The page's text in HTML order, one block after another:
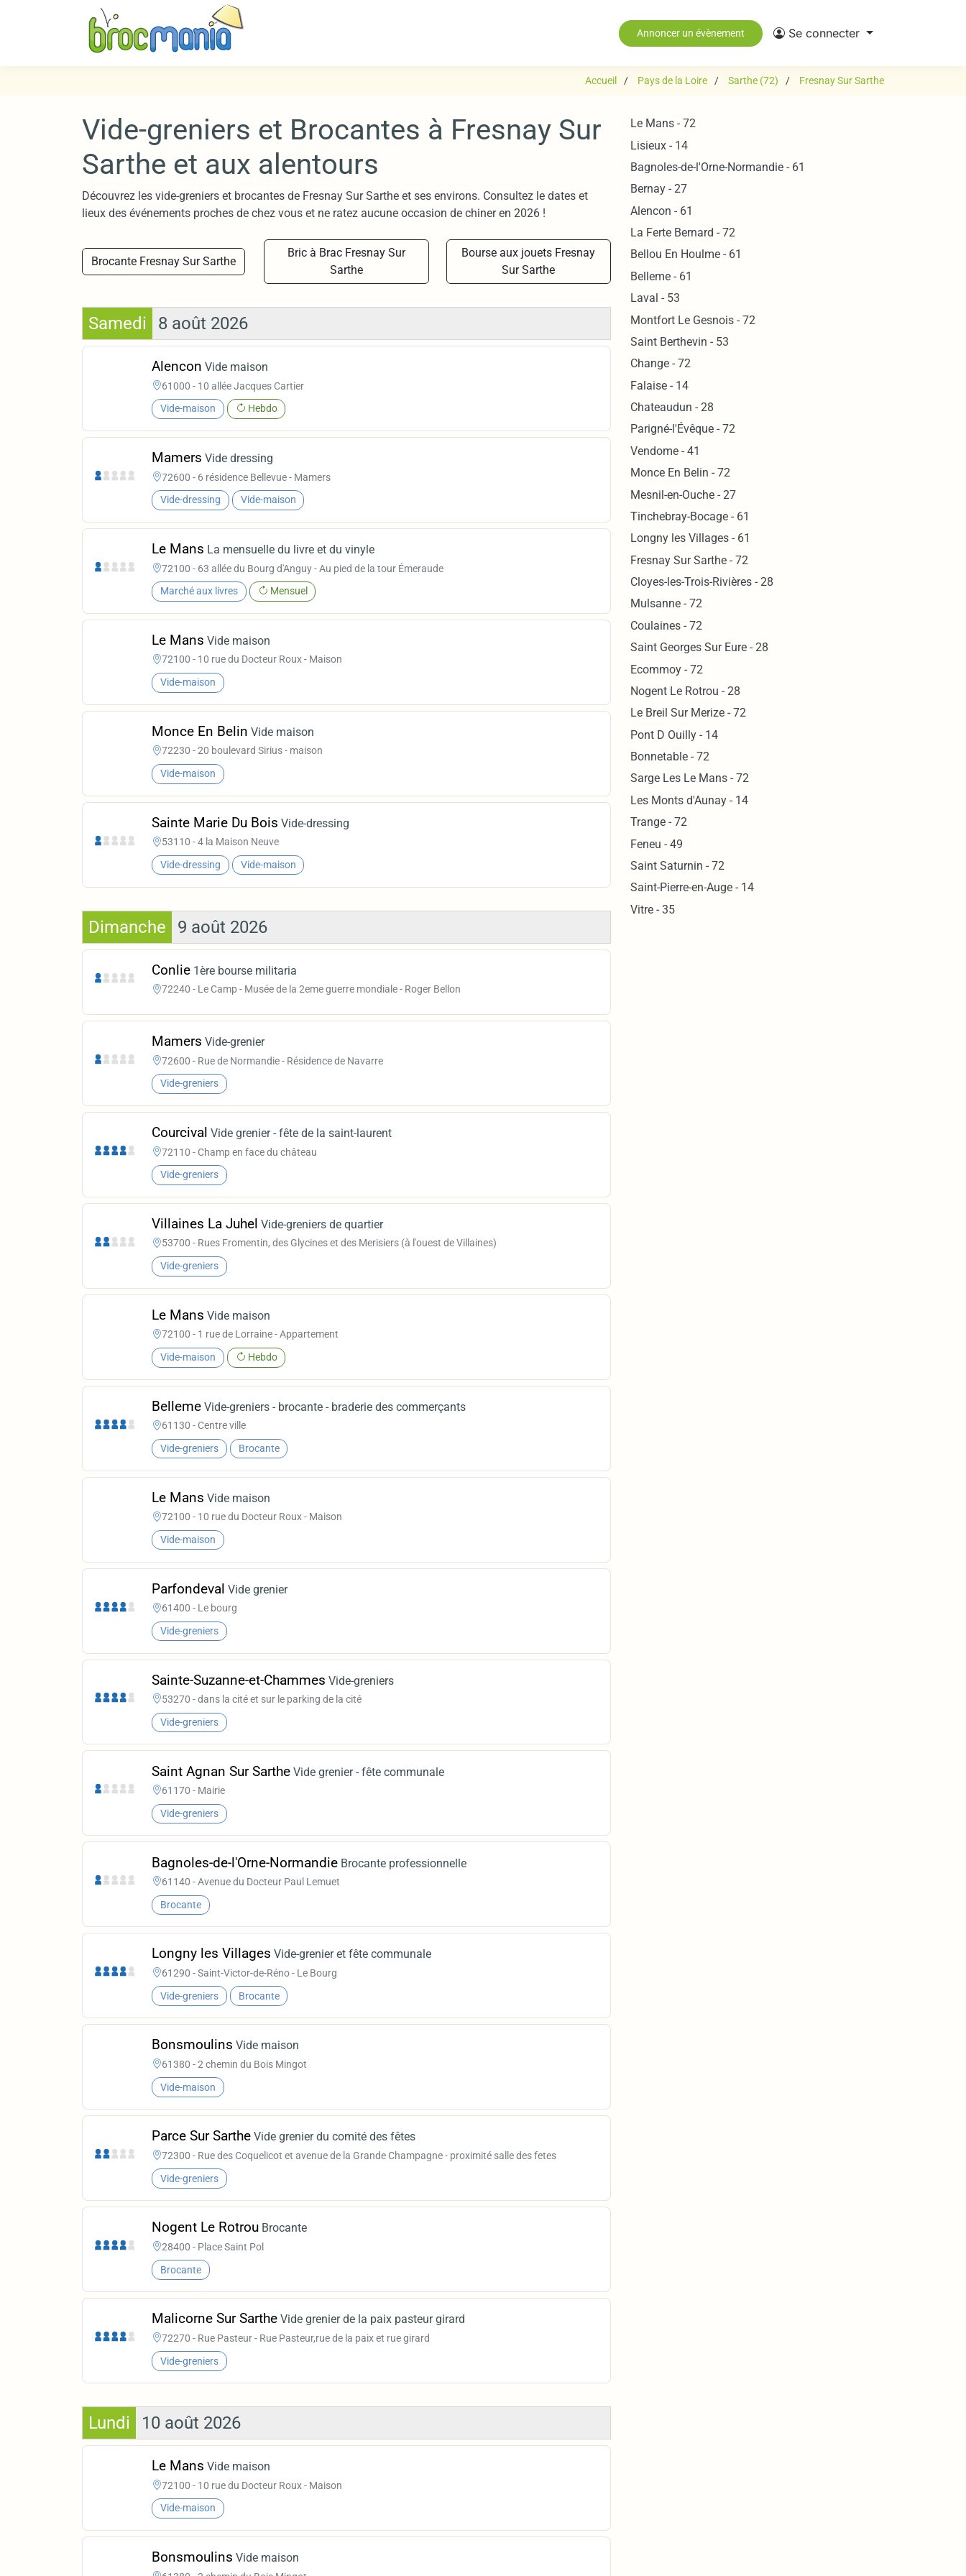
Annoncer un évènement Se connecter
Accueil Pays de la Loire Sarthe (72) Fresnay Sur Sarthe
Vide-greniers et Brocantes à Fresnay Sur
Sarthe et aux alentours
Découvrez les vide-greniers et brocantes de Fresnay Sur Sarthe et ses environs. Consultez le dates et
lieux des événements proches de chez vous et ne ratez aucune occasion de chiner en 2026 !
Brocante Fresnay Sur Sarthe
Bric à Brac Fresnay Sur
Sarthe
Bourse aux jouets Fresnay
Sur Sarthe
Samedi 8 août 2026
Alencon Vide maison
61000 - 10 allée Jacques Cartier
Vide-maison Hebdo
Mamers Vide dressing
72600 - 6 résidence Bellevue - Mamers
Vide-dressing Vide-maison
Le Mans La mensuelle du livre et du vinyle
72100 - 63 allée du Bourg d'Anguy - Au pied de la tour Émeraude
Marché aux livres Mensuel
Le Mans Vide maison
72100 - 10 rue du Docteur Roux - Maison
Vide-maison
Monce En Belin Vide maison
72230 - 20 boulevard Sirius - maison
Vide-maison
Sainte Marie Du Bois Vide-dressing
53110 - 4 la Maison Neuve
Vide-dressing Vide-maison
Dimanche 9 août 2026
Conlie 1ère bourse militaria
72240 - Le Camp - Musée de la 2eme guerre mondiale - Roger Bellon
Mamers Vide-grenier
72600 - Rue de Normandie - Résidence de Navarre
Vide-greniers
Courcival Vide grenier - fête de la saint-laurent
72110 - Champ en face du château
Vide-greniers
Villaines La Juhel Vide-greniers de quartier
53700 - Rues Fromentin, des Glycines et des Merisiers (à l'ouest de Villaines)
Vide-greniers
Le Mans Vide maison
72100 - 1 rue de Lorraine - Appartement
Vide-maison Hebdo
Belleme Vide-greniers - brocante - braderie des commerçants
61130 - Centre ville
Vide-greniers Brocante
Le Mans Vide maison
72100 - 10 rue du Docteur Roux - Maison
Vide-maison
Parfondeval Vide grenier
61400 - Le bourg
Vide-greniers
Sainte-Suzanne-et-Chammes Vide-greniers
53270 - dans la cité et sur le parking de la cité
Vide-greniers
Saint Agnan Sur Sarthe Vide grenier - fête communale
61170 - Mairie
Vide-greniers
Bagnoles-de-l'Orne-Normandie Brocante professionnelle
61140 - Avenue du Docteur Paul Lemuet
Brocante
Longny les Villages Vide-grenier et fête communale
61290 - Saint-Victor-de-Réno - Le Bourg
Vide-greniers Brocante
Bonsmoulins Vide maison
61380 - 2 chemin du Bois Mingot
Vide-maison
Parce Sur Sarthe Vide grenier du comité des fêtes
72300 - Rue des Coquelicot et avenue de la Grande Champagne - proximité salle des fetes
Vide-greniers
Nogent Le Rotrou Brocante
28400 - Place Saint Pol
Brocante
Malicorne Sur Sarthe Vide grenier de la paix pasteur girard
72270 - Rue Pasteur - Rue Pasteur,rue de la paix et rue girard
Vide-greniers
Lundi 10 août 2026
Le Mans Vide maison
72100 - 10 rue du Docteur Roux - Maison
Vide-maison
Bonsmoulins Vide maison
Le Mans - 72
Lisieux - 14
Bagnoles-de-l'Orne-Normandie - 61
Bernay - 27
Alencon - 61
La Ferte Bernard - 72
Bellou En Houlme - 61
Belleme - 61
Laval - 53
Montfort Le Gesnois - 72
Saint Berthevin - 53
Change - 72
Falaise - 14
Chateaudun - 28
Parigné-l'Évêque - 72
Vendome - 41
Monce En Belin - 72
Mesnil-en-Ouche - 27
Tinchebray-Bocage - 61
Longny les Villages - 61
Fresnay Sur Sarthe - 72
Cloyes-les-Trois-Rivières - 28
Mulsanne - 72
Coulaines - 72
Saint Georges Sur Eure - 28
Ecommoy - 72
Nogent Le Rotrou - 28
Le Breil Sur Merize - 72
Pont D Ouilly - 14
Bonnetable - 72
Sarge Les Le Mans - 72
Les Monts d'Aunay - 14
Trange - 72
Feneu - 49
Saint Saturnin - 72
Saint-Pierre-en-Auge - 14
Vitre - 35